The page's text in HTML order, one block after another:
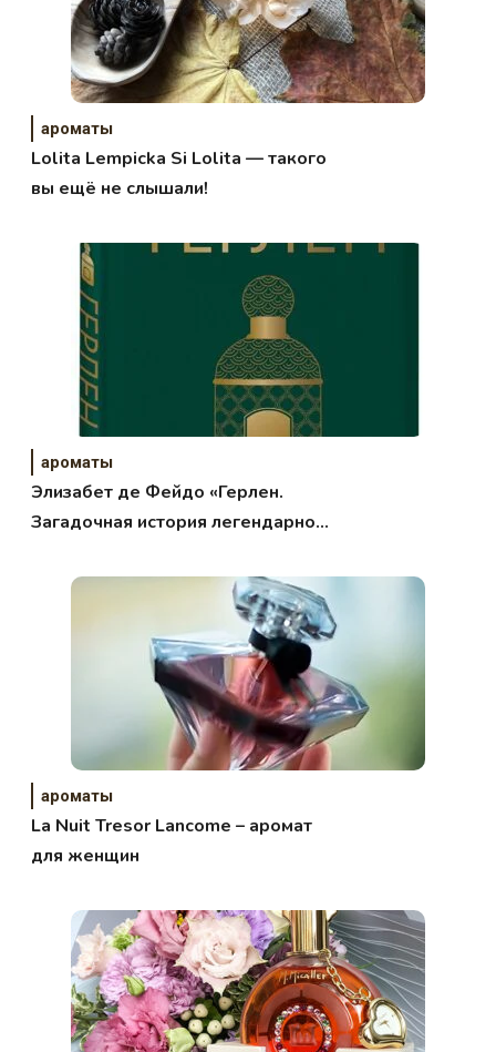
ароматы
Lolita Lempicka Si Lolita — такого
вы ещё не слышали!
ароматы
Элизабет де Фейдо «Герлен.
Загадочная история легендарной
ароматы
La Nuit Tresor Lancome – аромат
для женщин